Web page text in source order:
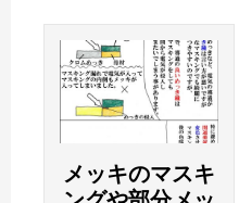
メッキのマスキ